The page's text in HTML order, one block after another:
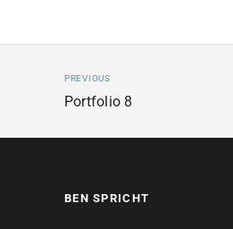
PREVIOUS
Portfolio 8
BEN SPRICHT